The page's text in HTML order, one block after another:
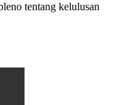
tentang kelulusan